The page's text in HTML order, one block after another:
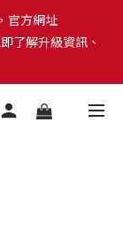
官方網址
了解升級資訊、
官方網址
了解升級資訊、
全館滿 $1,500 享